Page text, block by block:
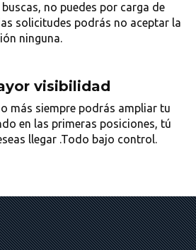
no puedes por carga de
solicitudes podrás no aceptar la
ninguna.
visibilidad
más siempre podrás ampliar tu
en las primeras posiciones, tú
llegar .Todo bajo control.